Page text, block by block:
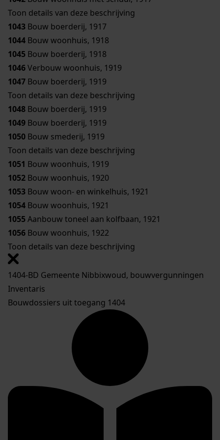
Toon details van deze beschrijving
1043 Bouw boerderij, 1917
1044 Bouw woonhuis, 1918
1045 Bouw boerderij, 1918
1046Verbouw woonhuis, 1919
1047 Bouw boerderij, 1919
Toon details van deze beschrijving
1048 Bouw boerderij, 1919
1049 Bouw boerderij, 1919
1050 Bouw smederij, 1919
Toon details van deze beschrijving
1051 Bouw woonhuis, 1919
1052 Bouw woonhuis, 1920
1053 Bouw woon- en winkelhuis, 1921
1054 Bouw woonhuis, 1921
1055Aanbouw toneel aan kolfbaan, 1921
1056 Bouw woonhuis, 1922
Toon details van deze beschrijving
1404-BD Gemeente Nibbixwoud, bouwvergunningen
Inventaris
Bouwdossiers uit toegang 1404